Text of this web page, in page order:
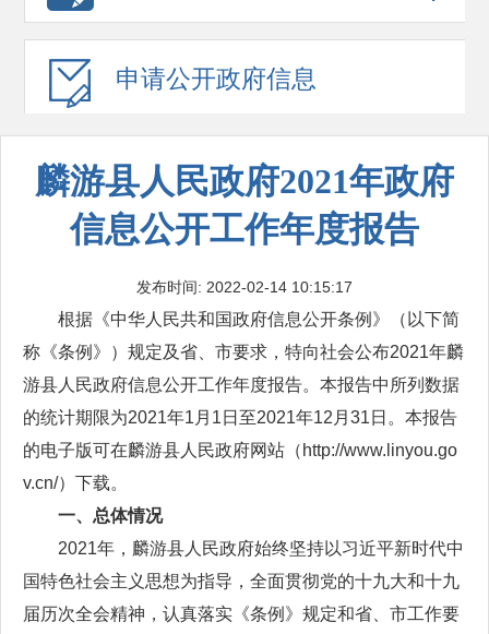
申请公开政府信息
麟游县人民政府2021年政府
信息公开工作年度报告
发布时间: 2022-02-14 10:15:17
根据《中华人民共和国政府信息公开条例》（以下简
称《条例》）规定及省、市要求，特向社会公布2021年麟
游县人民政府信息公开工作年度报告。本报告中所列数据
的统计期限为2021年1月1日至2021年12月31日。本报告
的电子版可在麟游县人民政府网站（http://www.linyou.go
v.cn/）下载。
一、总体情况
2021年，麟游县人民政府始终坚持以习近平新时代中
国特色社会主义思想为指导，全面贯彻党的十九大和十九
届历次全会精神，认真落实《条例》规定和省、市工作要